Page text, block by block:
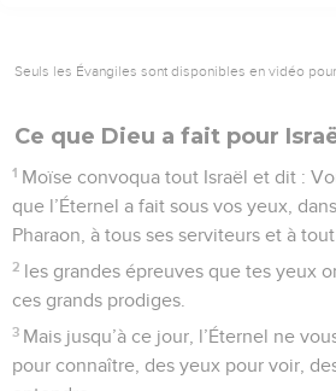
Seuls les Évangiles sont disponibles en vidéo pour
Ce que Dieu a fait pour
1 Moïse convoqua tout Israël et dit :
que l’Éternel a fait sous vos yeux,
Pharaon, à tous ses serviteurs et à tout
2 les grandes épreuves que tes yeux
ces grands prodiges.
3 Mais jusqu’à ce jour, l’Éternel ne
pour connaître, des yeux pour voir,